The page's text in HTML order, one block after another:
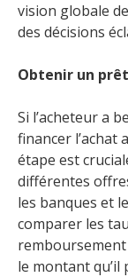
vision globale
des décisions
Obtenir un
Si l’acheteur a
financer l’achat
étape est
différentes
les banques et
comparer les
le montant